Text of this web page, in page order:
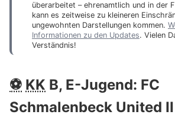
überarbeitet – ehrenamtlich und in der
kann es zeitweise zu kleineren
ungewohnten Darstellungen kommen.
Informationen zu den Updates. Vielen
Verständnis!
⚽ KK B, E-Jugend: FC
Schmalenbeck United